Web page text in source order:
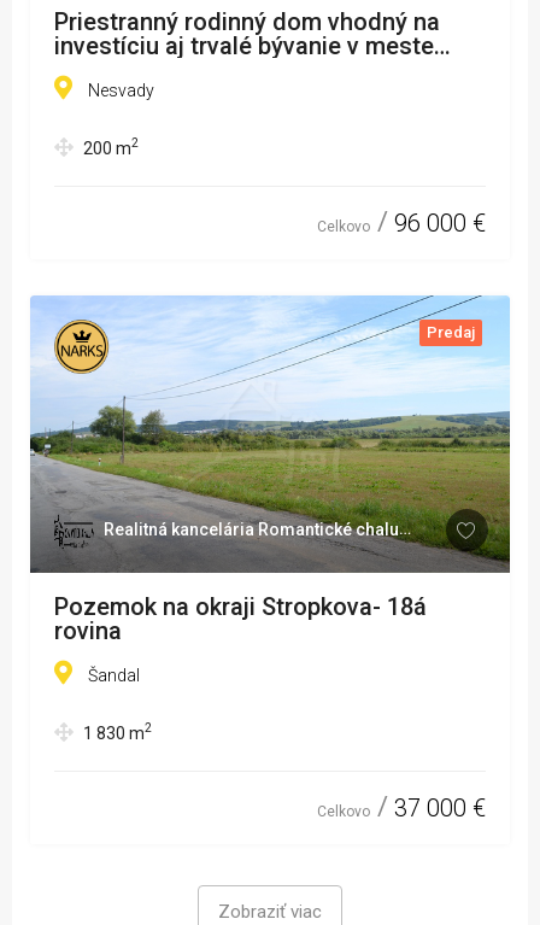
Priestranný rodinný dom vhodný na
investíciu aj trvalé bývanie v meste
Nesvady
Nesvady
200 m2
Celkovo 96 000 €
Predaj
Realitná kancelária Romantické chalupy
Pozemok na okraji Stropkova- 18á
rovina
Šandal
1 830 m2
Celkovo 37 000 €
Zobraziť viac